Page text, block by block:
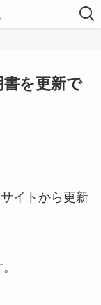
を更新で
イトから更新